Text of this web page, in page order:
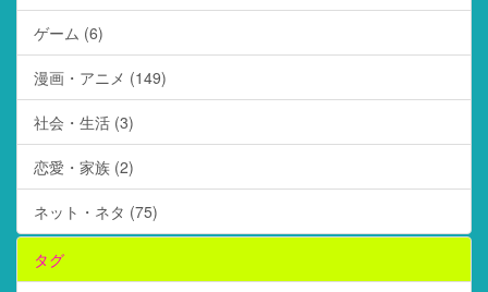
ゲーム (6)
漫画・アニメ (149)
社会・生活 (3)
恋愛・家族 (2)
ネット・ネタ (75)
タグ